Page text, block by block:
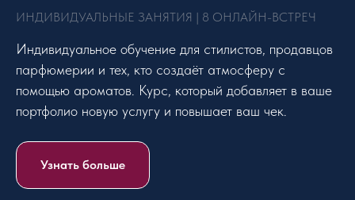
ИНДИВИДУАЛЬНЫЕ ЗАНЯТИЯ | 8 ОНЛАЙН-ВСТРЕЧ
Индивидуальное обучение для стилистов, продавцов
парфюмерии и тех, кто создаёт атмосферу с
помощью ароматов. Курс, который добавляет в ваше
портфолио новую услугу и повышает ваш чек.
Узнать больше